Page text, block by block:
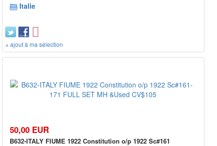
Italie
+ ajout à ma sélection
50,00 EUR
B632-ITALY FIUME 1922 Constitution o/p 1922 Sc#161